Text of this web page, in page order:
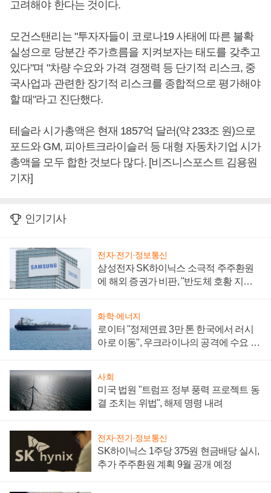
고려해야 한다는 것이다.
모건스탠리는 "투자자들이 코로나19 사태에 따른 불확
실성으로 당분간 주가흐름을 지켜보자는 태도를 갖추고
있다"며 "차량 수요와 가격 경쟁력 등 단기적 리스크, 중
국사업과 관련한 장기적 리스크를 종합적으로 평가해야
할 때"라고 진단했다.
테슬라 시가총액은 현재 1857억 달러(약 233조 원)으로
포드와 GM, 피아트크라이슬러 등 대형 자동차기업 시가
총액을 모두 합한 것보다 많다. [비즈니스포스트 김용원
기자]
인기기사
전자·전기·정보통신
삼성전자 SK하이닉스 소극적 주주환원
에 해외 증권가 비판, "반도체 호황 지속
화학·에너지
로이터 "정제연료 3만 톤 한국에서 러시
아로 이동", 우크라이나의 공격에 수요 늘
사회
미국 법원 "트럼프 정부 풍력 프로젝트 동
결 조치는 위법", 해제 명령 내려
전자·전기·정보통신
SK하이닉스 1주당 375원 현금배당 실시,
추가 주주환원 계획 9월 공개 예정